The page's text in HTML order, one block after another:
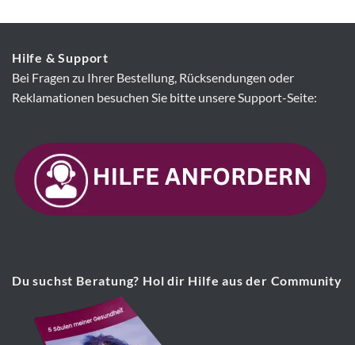
Hilfe & Support
Bei Fragen zu Ihrer Bestellung, Rücksendungen oder
Reklamationen besuchen Sie bitte unsere Support-Seite:
Du suchst Beratung? Hol dir Hilfe aus der Community